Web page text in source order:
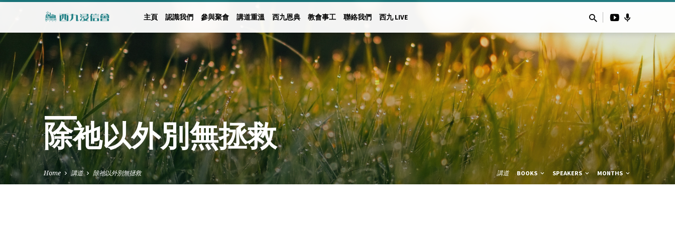
主頁 認識我們 參與聚會 講道重溫 西九恩典 教會事工 聯絡我們 西九 LIVE
除祂以外別無拯救
Home 講道 除祂以外別無拯救 講道 BOOKS SPEAKERS MONTHS